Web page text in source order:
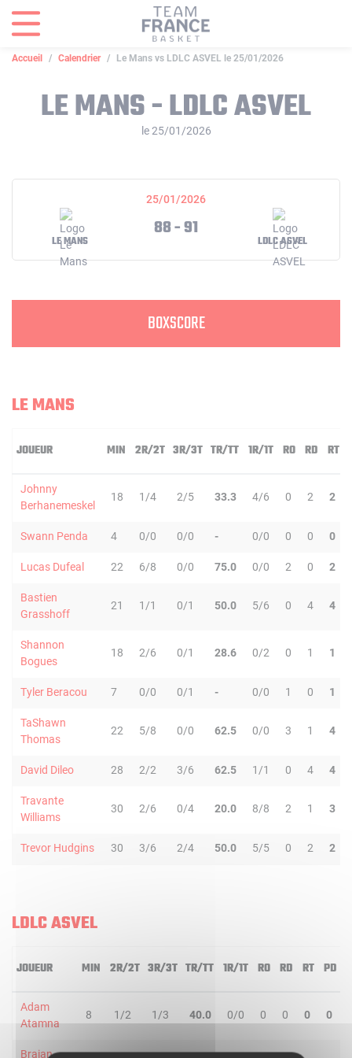
Accueil Calendrier Le Mans vs LDLC ASVEL le 25/01/2026
LE MANS - LDLC ASVEL
le 25/01/2026
25/01/2026
LE MANS
88 - 91
LDLC ASVEL
BOXSCORE
LE MANS
JOUEUR MIN 2R/2T 3R/3T TR/TT 1R/1T RO RD RT
Johnny
Berhanemeskel
18 1/4 2/5 33.3 4/6 0 2 2
Swann Penda 4 0/0 0/0 - 0/0 0 0 0
Lucas Dufeal 22 6/8 0/0 75.0 0/0 2 0 2
Bastien
Grasshoff
21 1/1 0/1 50.0 5/6 0 4 4
Shannon
Bogues
18 2/6 0/1 28.6 0/2 0 1 1
Tyler Beracou 7 0/0 0/1 - 0/0 1 0 1
TaShawn
Thomas
22 5/8 0/0 62.5 0/0 3 1 4
David Dileo 28 2/2 3/6 62.5 1/1 0 4 4
Travante
Williams
30 2/6 0/4 20.0 8/8 2 1 3
Trevor Hudgins 30 3/6 2/4 50.0 5/5 0 2 2
LDLC ASVEL
JOUEUR MIN 2R/2T 3R/3T TR/TT 1R/1T RO RD RT PD
Adam
Atamna
8 1/2 1/3 40.0 0/0 0 0 0 0
Braian
Panneau de gestion des cookies